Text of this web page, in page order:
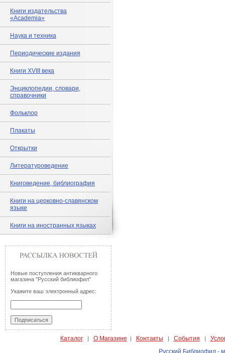
Книги издательства
«Academia»
Наука и техника
Периодические издания
Книги XVIII века
Энциклопедии, словари,
справочники
Фольклор
Плакаты
Открытки
Литературоведение
Книговедение, библиография
Книги на церковно-славянском
языке
Книги на иностранных языках
Новые поступления антикварного
магазина "Русский библиофил"
Укажите ваш электронный адрес:
Каталог| О Магазине | Контакты | События |
Русский Библиофил -